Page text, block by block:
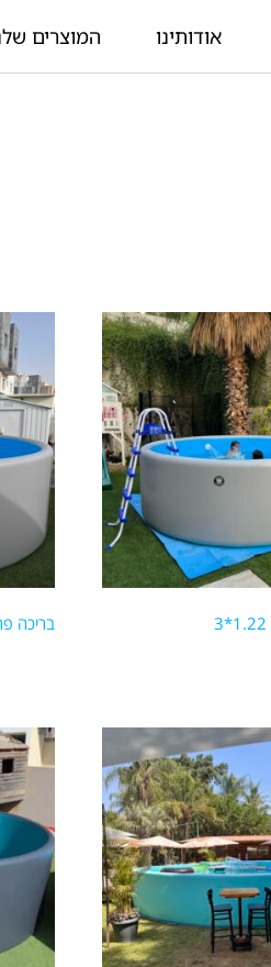
אודותינו המוצרים
בריכה פרו